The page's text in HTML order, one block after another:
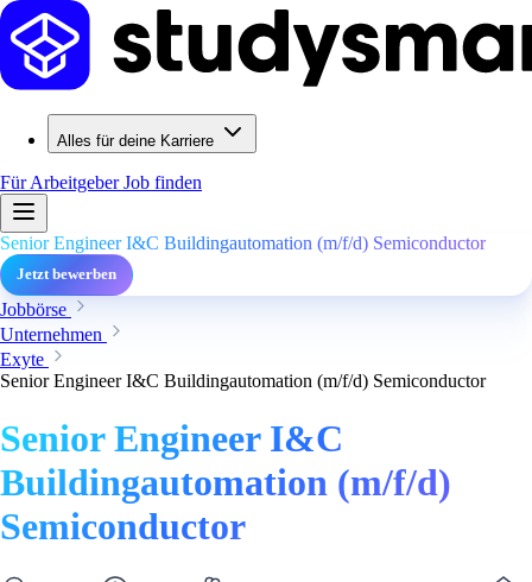
Alles für deine Karriere
Für ArbeitgeberJob finden
Senior Engineer I&C Buildingautomation (m/f/d) Semiconductor
Jetzt bewerben
Jobbörse
Unternehmen
Exyte
Senior Engineer I&C Buildingautomation (m/f/d) Semiconductor
Senior Engineer I&C
Buildingautomation (m/f/d)
Semiconductor